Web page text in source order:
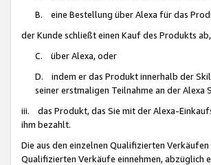
B. eine Bestellung über Alexa für das
der Kunde schließt einen Kauf des Produkts
C. über Alexa, oder
D. indem er das Produkt innerhalb der
seiner erstmaligen Teilnahme an der Alexa
iii. das Produkt, das Sie mit der Alexa-
ihm bezahlt.
Die aus den einzelnen Qualifizierten Verkäufen
Qualifizierten Verkäufe einnehmen, abzüglich